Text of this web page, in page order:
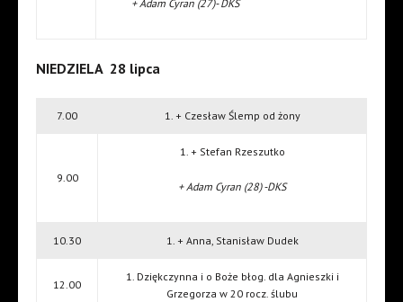
+ Adam Cyran (27)- DKS
NIEDZIELA 28 lipca
7.00 1. + Czesław Ślemp od żony
9.00
1. + Stefan Rzeszutko
+ Adam Cyran (28) -DKS
10.30 1. + Anna, Stanisław Dudek
12.00
1. Dziękczynna i o Boże błog. dla Agnieszki i
Grzegorza w 20 rocz. ślubu